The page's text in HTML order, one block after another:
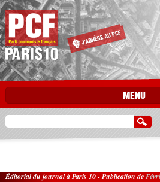
Aller au contenu principal
MENU
Éditorial du journalà Paris 10- Publication de